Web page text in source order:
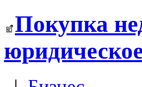
Покупка